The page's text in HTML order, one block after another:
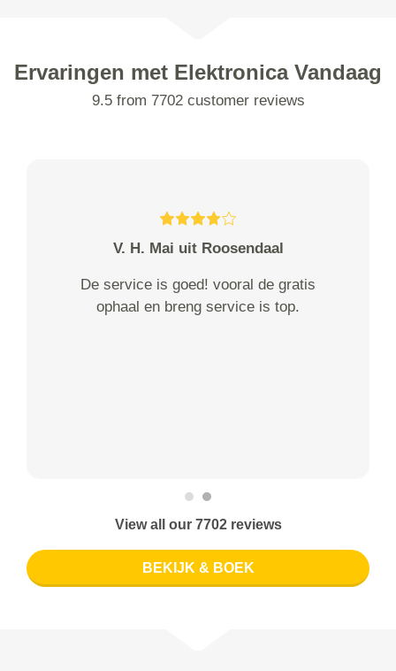
Ervaringen met Elektronica Vandaag
9.5 from 7702 customer reviews
V. H. Mai uit Roosendaal
De service is goed! vooral de gratis
ophaal en breng service is top.
View all our 7702 reviews
BEKIJK & BOEK